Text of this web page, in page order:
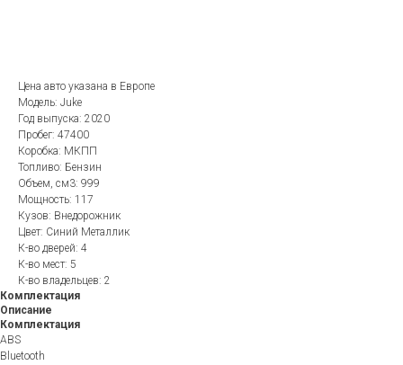
Цена авто указана в Европе
Модель: Juke
Год выпуска: 2020
Пробег: 47400
Коробка: МКПП
Топливо: Бензин
Объем, см3: 999
Мощность: 117
Кузов: Внедорожник
Цвет: Синий Металлик
К-во дверей: 4
К-во мест: 5
К-во владельцев: 2
Комплектация
Описание
Комплектация
ABS
Bluetooth